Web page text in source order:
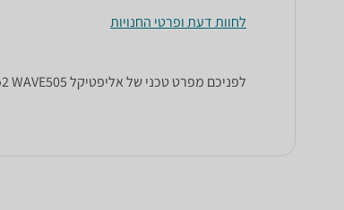
לחוות דעת ופרטי החנויות
לפניכם מפרט טכני של אליפטיקל Vo2 WAVE505. כל הנתונים שחייבים לדעת כדי לבחור נכון! זאפ השוואת מחירים מציגים לכם את כל המידע שעוזר לכם להשוות.